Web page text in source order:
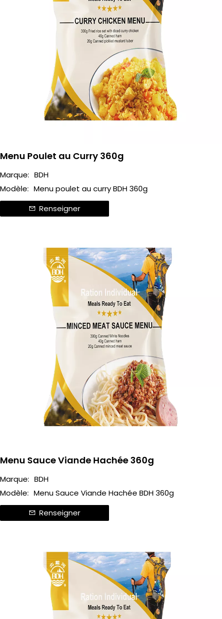
Menu Poulet au Curry 360g
Marque: BDH
Modèle: Menu poulet au curry BDH 360g
Renseigner
Menu Sauce Viande Hachée 360g
Marque: BDH
Modèle: Menu Sauce Viande Hachée BDH 360g
Renseigner